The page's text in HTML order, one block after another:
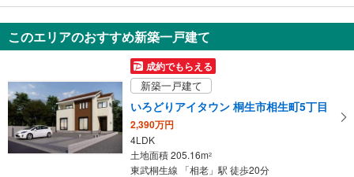
太田市尾島町
1,300万円
211.63m
（実測）
群馬県太田市尾島町
このエリアのおすすめ新築一戸建て
成約でもらえる
新築一戸建て
いろどりアイタウン 桐生市相生町5丁目
2,390万円
4LDK
土地面積 205.16m2
東武桐生線 「相老」駅 徒歩20分